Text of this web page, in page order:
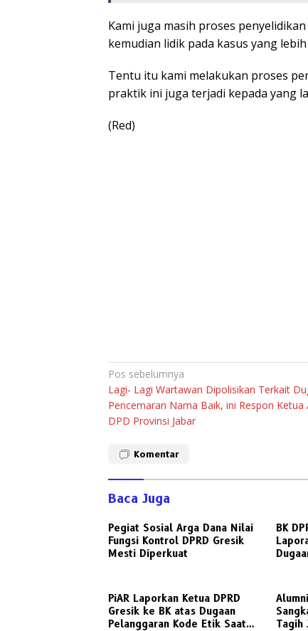
Kami juga masih proses
kemudian lidik pada kasus yang
Tentu itu kami melakukan proses
praktik ini juga terjadi kepada yang
(Red)
Navigasi
pos
Pos sebelumnya
Lagi- Lagi Wartawan Dipolisikan Terkait
Pencemaran Nama Baik, ini Respon Ketua
DPD Provinsi Jabar
Komentar
Baca Juga
Pegiat Sosial Arga Dana Nilai
Fungsi Kontrol DPRD Gresik
Mesti Diperkuat
BK
PiAR Laporkan Ketua DPRD
Gresik ke BK atas Dugaan
Pelanggaran Kode Etik Saat
Tagih